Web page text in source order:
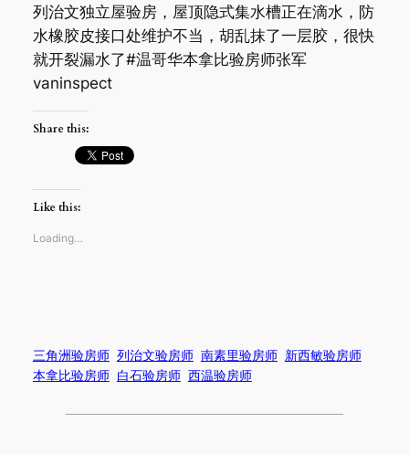
列治文独立屋验房，屋顶隐式集水槽正在滴水，防
水橡胶皮接口处维护不当，胡乱抹了一层胶，很快
就开裂漏水了#温哥华本拿比验房师张军
vaninspect
Share this:
Like this:
Loading…
三角洲验房师 列治文验房师 南素里验房师 新西敏验房师
本拿比验房师 白石验房师 西温验房师